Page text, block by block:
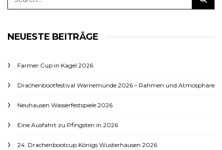
NEUESTE BEITRÄGE
Farmer Cup in Kagel 2026
Drachenbootfestival Warnemünde 2026 – Rahmen und Atmosphäre
Neuhausen Wasserfestspiele 2026
Eine Ausfahrt zu Pfingsten in 2026
24. Drachenbootcup Königs Wusterhausen 2026